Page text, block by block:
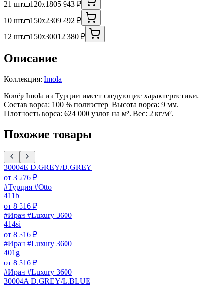
21 шт.
120x1805 943 ₽
10 шт.
150x2309 492 ₽
12 шт.
150x30012 380 ₽
Описание
Коллекция: Imola
Ковёр Imola из Турции имеет следующие характеристики:
Состав ворса: 100 % полиэстер. Высота ворса: 9 мм.
Плотность ворса: 624 000 узлов на м². Вес: 2 кг/м².
Похожие товары
30004E D.GREY/D.GREY
от 3 276 ₽
#Турция #Otto
411b
от 8 316 ₽
#Иран #Luxury 3600
414si
от 8 316 ₽
#Иран #Luxury 3600
401g
от 8 316 ₽
#Иран #Luxury 3600
30004A D.GREY/L.BLUE